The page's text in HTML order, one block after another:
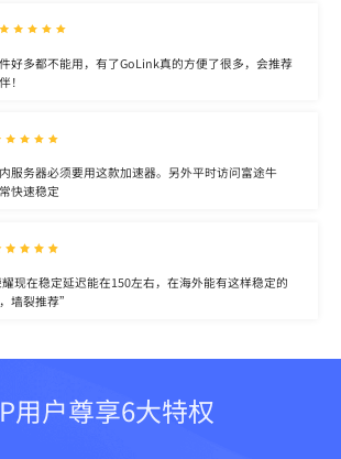
好多都不能用，有了GoLink真的方便了很多，会推荐
！
服务器必须要用这款加速器。另外平时访问富途牛
快速稳定
现在稳定延迟能在150左右，在海外能有这样稳定的
墙裂推荐”
用户尊享6大特权